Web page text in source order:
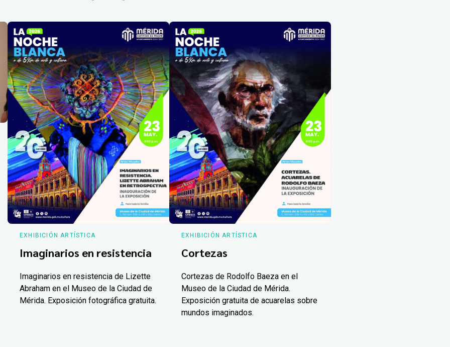
EXHIBICIÓN ARTÍSTICA
Imaginarios en resistencia
Imaginarios en resistencia de Lizette
Abraham en el Museo de la Ciudad de
Mérida. Exposición fotográfica gratuita.
EXHIBICIÓN ARTÍSTICA
Cortezas
Cortezas de Rodolfo Baeza en el
Museo de la Ciudad de Mérida.
Exposición gratuita de acuarelas sobre
mundos imaginados.